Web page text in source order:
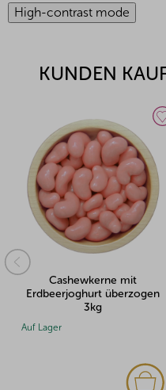
High-contrast mode
KUNDEN
Cashewkerne mit Joghurt
überzogen 1kg
Auf Lager